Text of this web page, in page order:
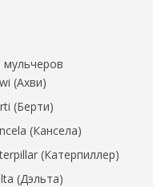
(Ахви)
(Берти)
(Кансела)
(Катерпиллер)
(Дэльта)